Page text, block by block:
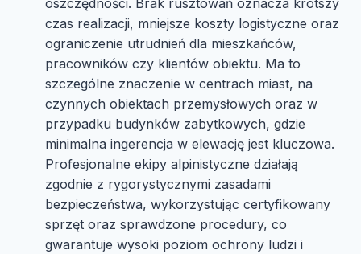
oszczędności. Brak rusztowań oznacza krótszy
czas realizacji, mniejsze koszty logistyczne oraz
ograniczenie utrudnień dla mieszkańców,
pracowników czy klientów obiektu. Ma to
szczególne znaczenie w centrach miast, na
czynnych obiektach przemysłowych oraz w
przypadku budynków zabytkowych, gdzie
minimalna ingerencja w elewację jest kluczowa.
Profesjonalne ekipy alpinistyczne działają
zgodnie z rygorystycznymi zasadami
bezpieczeństwa, wykorzystując certyfikowany
sprzęt oraz sprawdzone procedury, co
gwarantuje wysoki poziom ochrony ludzi i